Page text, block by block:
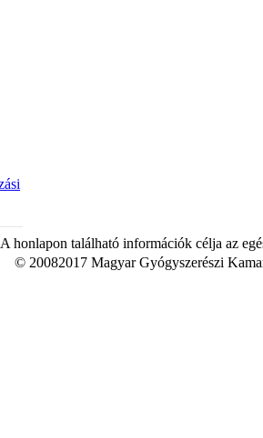
A honlapon található információk célja az
© 20082017 Magyar Gyógyszerészi